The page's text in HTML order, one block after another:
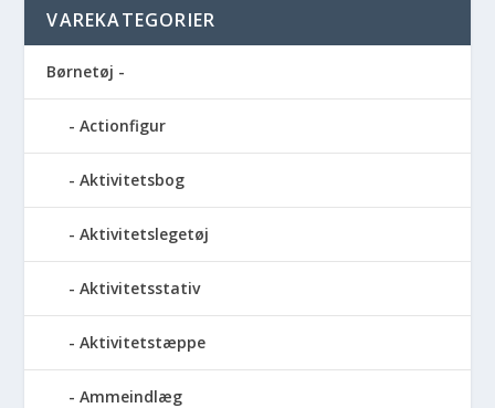
VAREKATEGORIER
Børnetøj -
Actionfigur
Aktivitetsbog
Aktivitetslegetøj
Aktivitetsstativ
Aktivitetstæppe
Ammeindlæg